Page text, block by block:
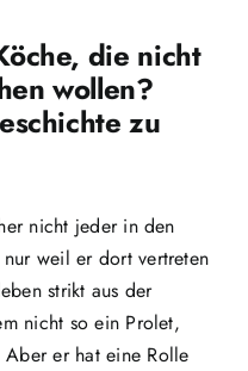
die nicht
wollen?
zu
nicht jeder in den
weil er dort vertreten
strikt aus der
nicht so ein Prolet,
er hat eine Rolle